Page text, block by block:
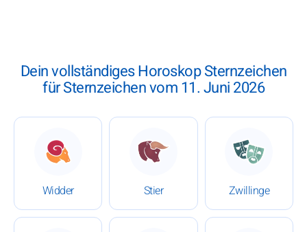
Dein vollständiges Horoskop Sternzeichen
für Sternzeichen vom 11. Juni 2026
Widder
: Horoskop vom 11. Juni 2026
Stier
: Horoskop vom 11. Juni
Zwillinge
: